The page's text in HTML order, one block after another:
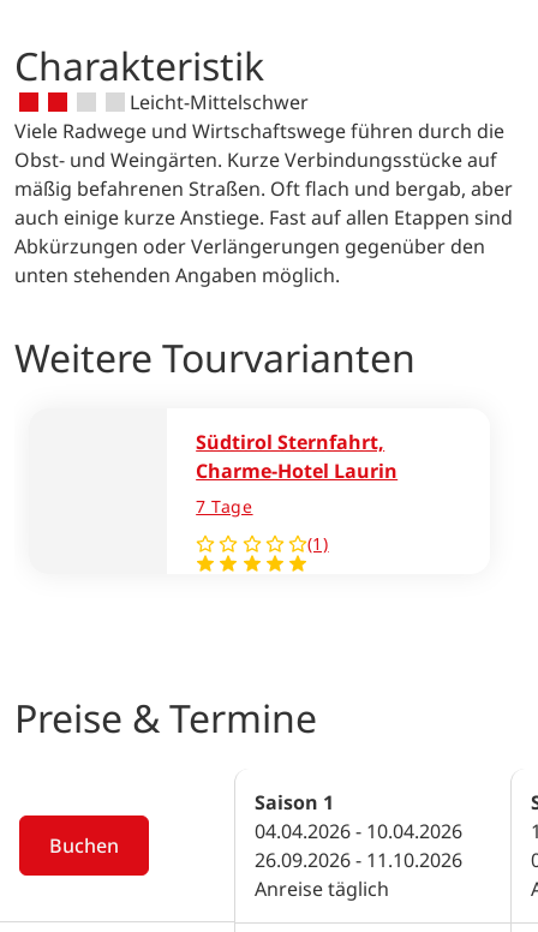
nach Oberbozen und mit der Seilbahn
ins Tal. Alternativ ist von Klobenstein
auch eine Abfahrt ins Eisacktal möglich.
Charakteristik
Leicht-Mittelschwer
Viele Radwege und Wirtschaftswege führen durch die
Obst- und Weingärten. Kurze Verbindungsstücke auf
mäßig befahrenen Straßen. Oft flach und bergab, aber
auch einige kurze Anstiege. Fast auf allen Etappen sind
Abkürzungen oder Verlängerungen gegenüber den
unten stehenden Angaben möglich.
Weitere Tourvarianten
Südtirol Sternfahrt,
Charme-Hotel Laurin
7 Tage
(1)
Preise & Termine
Buchen
Saison 1
04.04.2026 - 10.04.2026
26.09.2026 - 11.10.2026
Anreise täglich